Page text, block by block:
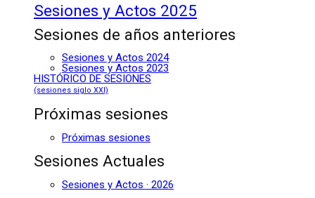
Sesiones y Actos 2025
Sesiones de años anteriores
Sesiones y Actos 2024
Sesiones y Actos 2023
HISTÓRICO DE SESIONES
(sesiones siglo XXI)
Próximas sesiones
Próximas sesiones
Sesiones Actuales
Sesiones y Actos · 2026